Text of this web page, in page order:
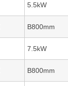
5.5kW
B800mm
7.5kW
B800mm